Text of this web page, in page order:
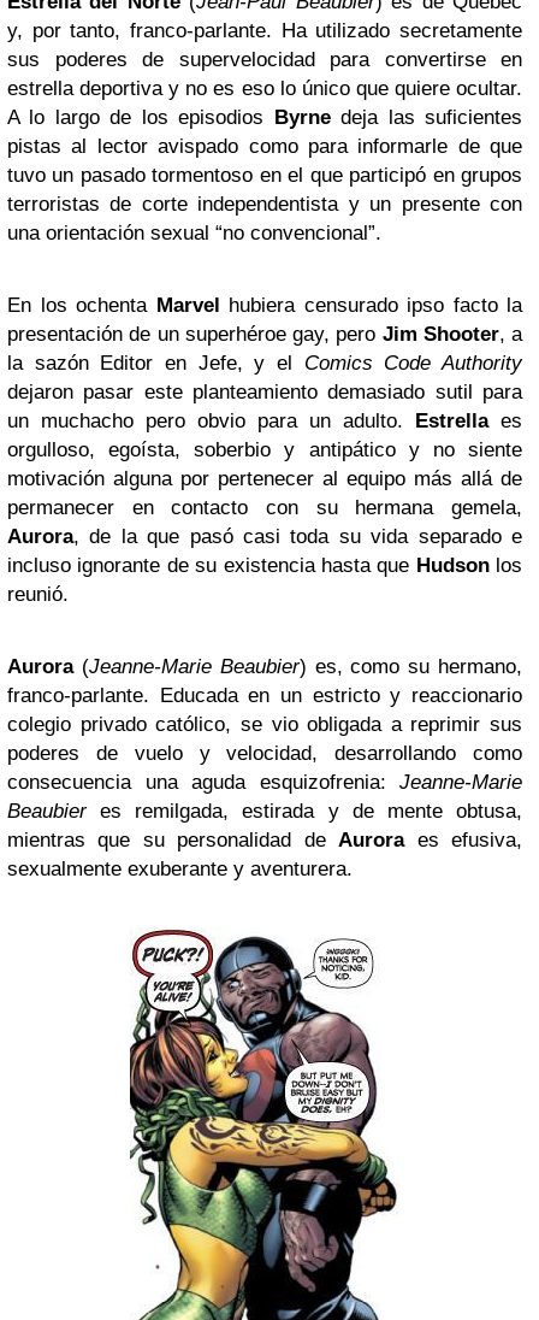
y, por tanto, franco-parlante. Ha utilizado secretamente
sus poderes de supervelocidad para convertirse en
estrella deportiva y no es eso lo único que quiere ocultar.
A lo largo de los episodios Byrnedeja las suficientes
pistas al lector avispado como para informarle de que
tuvo un pasado tormentoso en el que participó en grupos
terroristas de corte independentista y un presente con
una orientación sexual “no convencional”.
En los ochenta Marvel hubiera censurado ipso facto la
presentación de un superhéroe gay, pero Jim Shooter, a
la sazón Editor en Jefe, y el Comics Code Authority
dejaron pasar este planteamiento demasiado sutil para
un muchacho pero obvio para un adulto. Estrellaes
orgulloso, egoísta, soberbio y antipático y no siente
motivación alguna por pertenecer al equipo más allá de
permanecer en contacto con su hermana gemela,
Aurora, de la que pasó casi toda su vida separado e
incluso ignorante de su existencia hasta que Hudsonlos
reunió.
Aurora(Jeanne-Marie Beaubier) es, como su hermano,
franco-parlante. Educada en un estricto y reaccionario
colegio privado católico, se vio obligada a reprimir sus
poderes de vuelo y velocidad, desarrollando como
consecuencia una aguda esquizofrenia: Jeanne-Marie
Beaubieres remilgada, estirada y de mente obtusa,
mientras que su personalidad de Auroraes efusiva,
sexualmente exuberante y aventurera.